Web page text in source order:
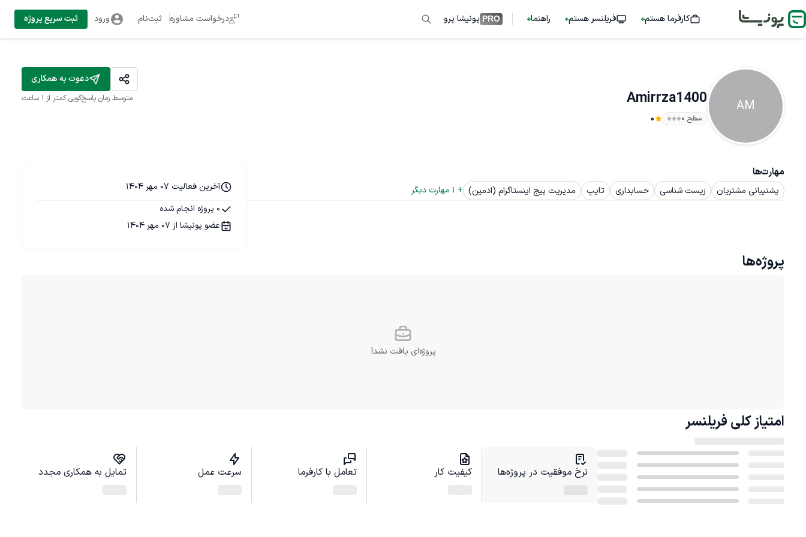
کارفرما هستم فریلنسر هستم راهنما PRO پونیشا پرو درخواست مشاوره ثبت‌نام ورود ثبت سریع پروژه
AM
Amirrza1400
سطح ۰ 0
دعوت به همکاری
متوسط زمان پاسخ‌گویی کمتر از 1 ساعت
مهارت‌ها
پشتیبانی مشتریان زیست شناسی حسابداری تایپ مدیریت پیج اینستاگرام (ادمین) +
1 مهارت دیگر
آخرین فعالیت 07 مهر 1404
0 پروژه انجام شده
عضو پونیشا از 07 مهر 1404
پروژه‌ها
پروژه‌ای یافت نشد!
امتیاز کلی فریلنسر
نرخ موفقیت در پروژه‌ها کیفیت کار تعامل با کارفرما سرعت عمل تمایل به همکاری مجدد